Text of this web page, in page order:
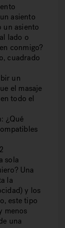
asiento
un asiento
lado o
conmigo?
cuadrado
un
el masaje
todo el
¿Qué
sola
Una
la
y los
este tipo
menos
una